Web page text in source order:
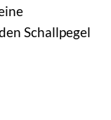
Schallpegel